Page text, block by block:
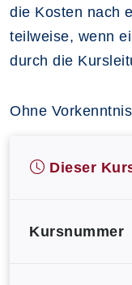
die Kosten nach
teilweise, wenn
durch die
Ohne
Dieser
Kursnummer